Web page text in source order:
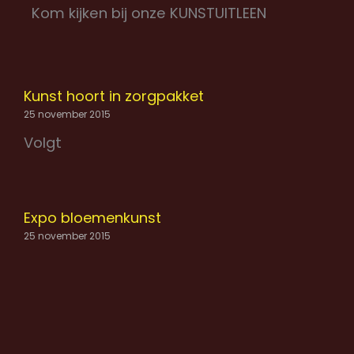
Kom kijken bij onze KUNSTUITLEEN
Kunst hoort in zorgpakket
25 november 2015
Volgt
Expo bloemenkunst
25 november 2015